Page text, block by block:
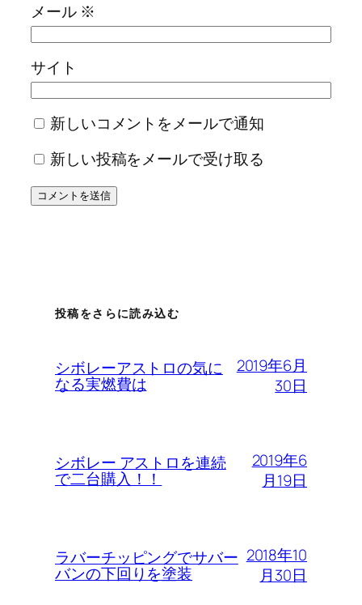
メール ※
サイト
新しいコメントをメールで通知
新しい投稿をメールで受け取る
投稿をさらに読み込む
シボレーアストロの気に
なる実燃費は
2019年6月
30日
シボレー アストロを連続
で二台購入！！
2019年6
月19日
ラバーチッピングでサバー
バンの下回りを塗装
2018年10
月30日